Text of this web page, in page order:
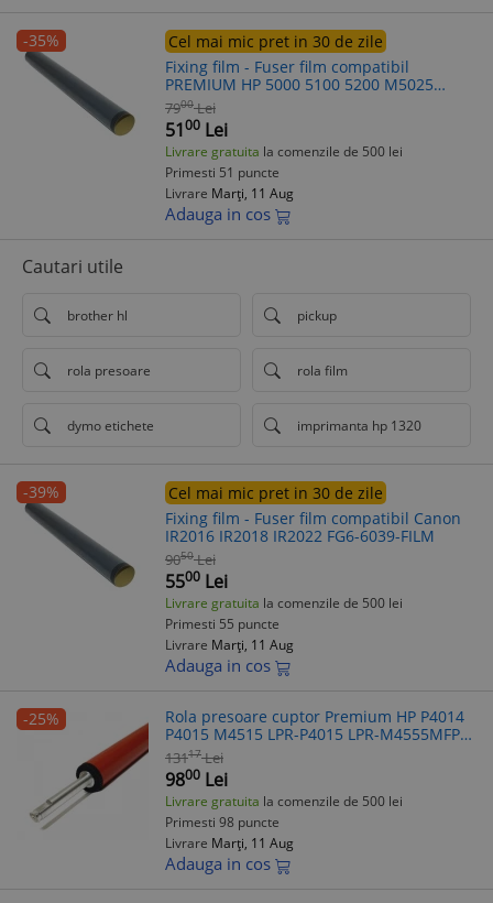
-35%
Cel mai mic pret in 30 de zile
Fixing film - Fuser film compatibil
PREMIUM HP 5000 5100 5200 M5025
M5035
7900 Lei
5100 Lei
Livrare gratuita la comenzile de 500 lei
Primesti 51 puncte
Livrare Marți, 11 Aug
Adauga in cos
Cautari utile
brother hl pickup
rola presoare rola film
dymo etichete imprimanta hp 1320
-39%
Cel mai mic pret in 30 de zile
Fixing film - Fuser film compatibil Canon
IR2016 IR2018 IR2022 FG6-6039-FILM
9050 Lei
5500 Lei
Livrare gratuita la comenzile de 500 lei
Primesti 55 puncte
Livrare Marți, 11 Aug
Adauga in cos
-25%
Rola presoare cuptor Premium HP P4014
P4015 M4515 LPR-P4015 LPR-M4555MFP
Lower
13117 Lei
9800 Lei
Livrare gratuita la comenzile de 500 lei
Primesti 98 puncte
Livrare Marți, 11 Aug
Adauga in cos